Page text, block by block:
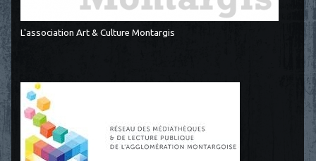
L'association Art & Culture Montargis